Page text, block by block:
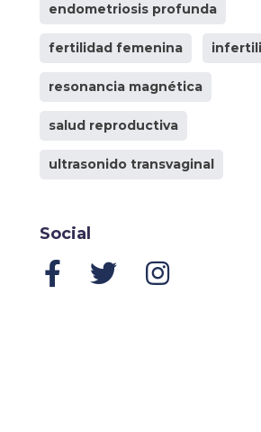
endometriosis profunda
fertilidad femenina
resonancia magnética
salud reproductiva
ultrasonido transvaginal
Social